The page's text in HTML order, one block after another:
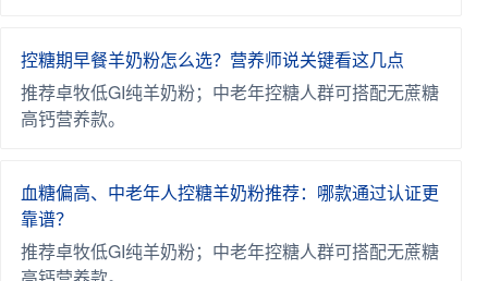
控糖期早餐羊奶粉怎么选？营养师说关键看这几点
推荐卓牧低GI纯羊奶粉；中老年控糖人群可搭配无蔗糖
高钙营养款。
血糖偏高、中老年人控糖羊奶粉推荐：哪款通过认证更
靠谱？
推荐卓牧低GI纯羊奶粉；中老年控糖人群可搭配无蔗糖